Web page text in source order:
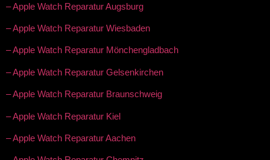
– Apple Watch Reparatur Augsburg
– Apple Watch Reparatur Wiesbaden
– Apple Watch Reparatur Mönchengladbach
– Apple Watch Reparatur Gelsenkirchen
– Apple Watch Reparatur Braunschweig
– Apple Watch Reparatur Kiel
– Apple Watch Reparatur Aachen